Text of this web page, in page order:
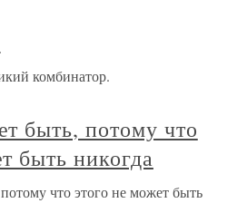
комбинатор.
быть, потому что
быть никогда
что этого не может быть